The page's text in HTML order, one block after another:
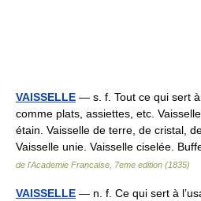
VAISSELLE — s. f. Tout ce qui sert
comme plats, assiettes, etc.
étain. Vaisselle de terre, de cristal,
Vaisselle unie. Vaisselle ciselée.
de l'Academie Francaise, 7eme edition (1835)
VAISSELLE — n. f. Ce qui sert à